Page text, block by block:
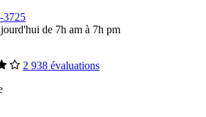
3725
de 7h am à 7h pm
2 938 évaluations